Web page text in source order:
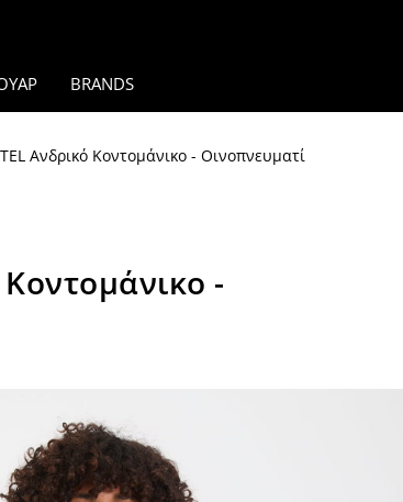
BRANDS
Ανδρικό Κοντομάνικο - Οινοπνευματί
-